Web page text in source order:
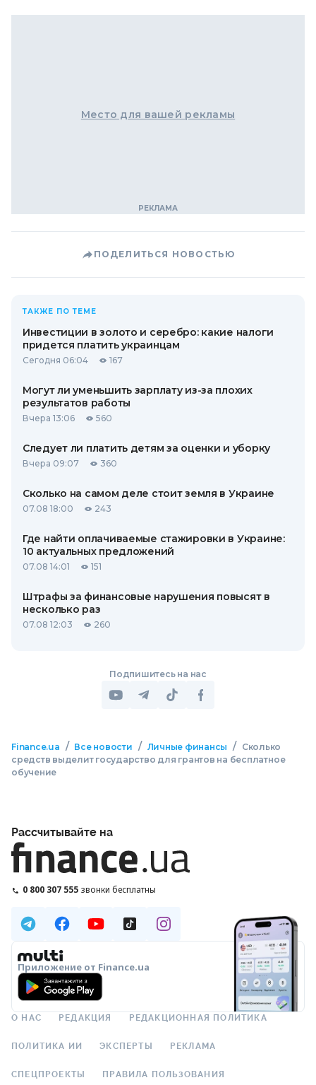
Место для вашей рекламы
ПОДЕЛИТЬСЯ НОВОСТЬЮ
ТАКЖЕ ПО ТЕМЕ
Инвестиции в золото и серебро: какие налоги
придется платить украинцам
Сегодня 06:04 167
Могут ли уменьшить зарплату из-за плохих
результатов работы
Вчера 13:06 560
Следует ли платить детям за оценки и уборку
Вчера 09:07 360
Сколько на самом деле стоит земля в Украине
07.08 18:00 243
Где найти оплачиваемые стажировки в Украине:
10 актуальных предложений
07.08 14:01 151
Штрафы за финансовые нарушения повысят в
несколько раз
07.08 12:03 260
Подпишитесь на нас
Finance.ua / Все новости / Личные финансы /
Сколько
средств выделит государство для грантов на бесплатное
обучение
Рассчитывайте на
0 800 307 555 звонки бесплатны
Приложение от Finance.ua
О НАС РЕДАКЦИЯ РЕДАКЦИОННАЯ ПОЛИТИКА
ПОЛИТИКА ИИ ЭКСПЕРТЫ РЕКЛАМА
СПЕЦПРОЕКТЫ ПРАВИЛА ПОЛЬЗОВАНИЯ